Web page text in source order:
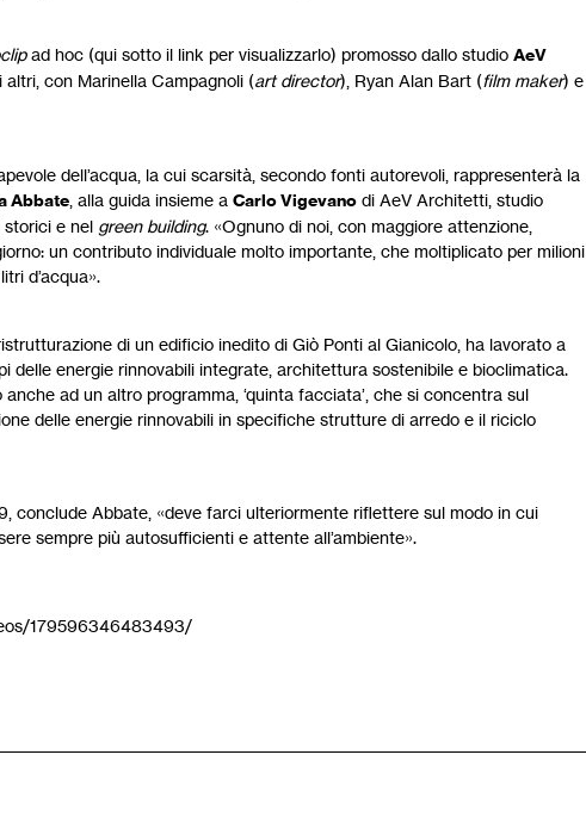
ad hoc (qui sotto il link per visualizzarlo) promosso dallo studio AeV
con Marinella Campagnoli (art director), Ryan Alan Bart (film maker) e
dell’acqua, la cui scarsità, secondo fonti autorevoli, rappresenterà la
Abbate , alla guida insieme a Carlo Vigevano di AeV Architetti, studio
e nel green building. «Ognuno di noi, con maggiore attenzione,
un contributo individuale molto importante, che moltiplicato per milioni
d’acqua».
di un edificio inedito di Giò Ponti al Gianicolo, ha lavorato a
delle energie rinnovabili integrate, architettura sostenibile e bioclimatica.
ad un altro programma, ‘quinta facciata’, che si concentra sul
delle energie rinnovabili in specifiche strutture di arredo e il riciclo
conclude Abbate, «deve farci ulteriormente riflettere sul modo in cui
sempre più autosufficienti e attente all’ambiente».
179596346483493/